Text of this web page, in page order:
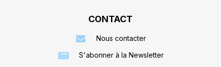
CONTACT
Nous contacter
S'abonner à la Newsletter